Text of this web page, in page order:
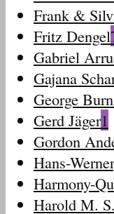
Frank &
Fritz Dengel
Gabriel
Gajana
George
Gerd Jäger1
Gordon
Hans-
Harmony-
Harold M.